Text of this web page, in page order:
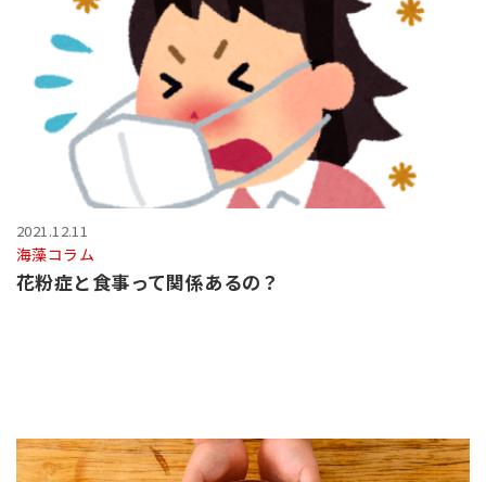
2021.12.11
海藻コラム
花粉症と食事って関係あるの？